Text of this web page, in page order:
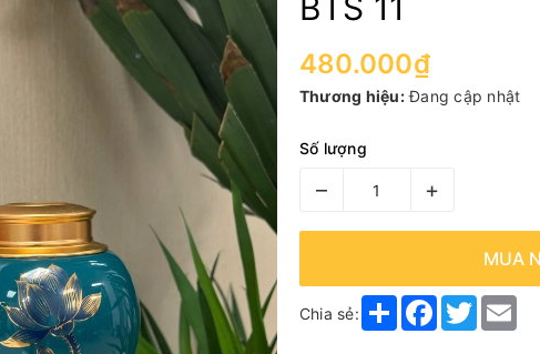
480.000₫
Thương hiệu: Đang cập nhật
Số lượng
– +
MUA
Chia sẻ: ShareFacebook
Twitter